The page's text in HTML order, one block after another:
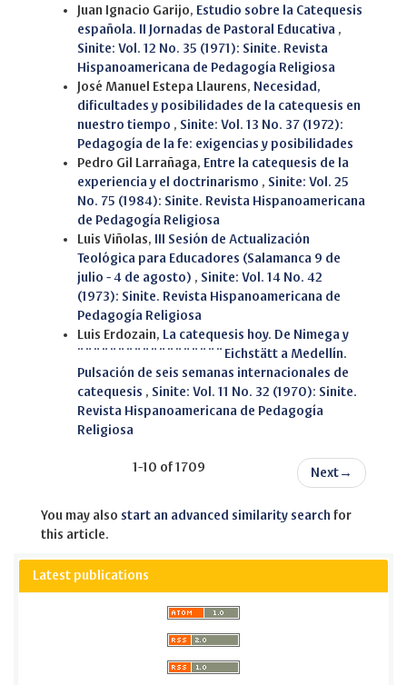
Juan Ignacio Garijo, Estudio sobre la Catequesis
española. II Jornadas de Pastoral Educativa ,
Sinite: Vol. 12 No. 35 (1971): Sinite. Revista
Hispanoamericana de Pedagogía Religiosa
José Manuel Estepa Llaurens, Necesidad,
dificultades y posibilidades de la catequesis en
nuestro tiempo , Sinite: Vol. 13 No. 37 (1972):
Pedagogía de la fe: exigencias y posibilidades
Pedro Gil Larrañaga, Entre la catequesis de la
experiencia y el doctrinarismo , Sinite: Vol. 25
No. 75 (1984): Sinite. Revista Hispanoamericana
de Pedagogía Religiosa
Luis Viñolas,
III Sesión de Actualización
Teológica para Educadores (Salamanca 9 de
julio - 4 de agosto) , Sinite: Vol. 14 No. 42
(1973): Sinite. Revista Hispanoamericana de
Pedagogía Religiosa
Luis Erdozain, La catequesis hoy. De Nimega y
¨¨¨¨¨¨¨¨¨¨¨¨¨¨¨¨¨¨Eichstätt a Medellín.
Pulsación de seis semanas internacionales de
catequesis , Sinite: Vol. 11 No. 32 (1970): Sinite.
Revista Hispanoamericana de Pedagogía
Religiosa
1-10 of 1709 Next →
You may also start an advanced similarity search for
this article.
Latest publications